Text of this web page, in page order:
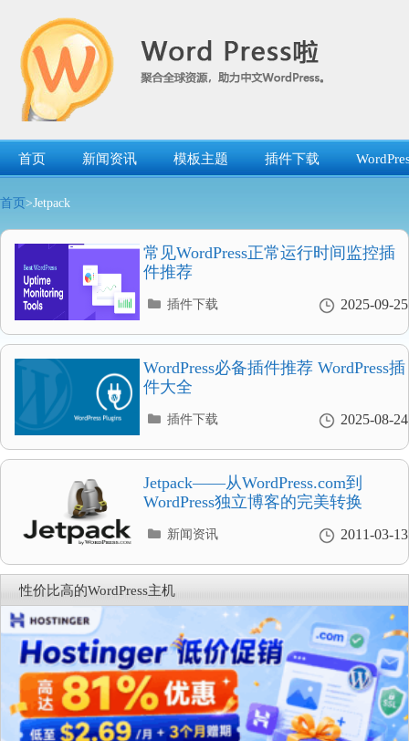
首页 新闻资讯 模板主题 插件下载
首页 >Jetpack
常见WordPress正常运行时间监控插
件推荐
2025-09-25
分
录
插件下载
WordPress必备插件推荐 WordPress插
件大全
2025-08-24
分
插件下载
Jetpack——从WordPress.com到
WordPress独立博客的完美转换
2011-03-13
分
录
新闻资讯
性价比高的WordPress主机